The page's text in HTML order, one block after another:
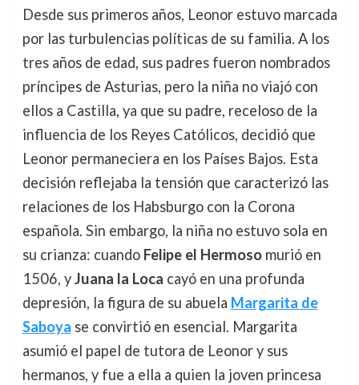
Desde sus primeros años, Leonor estuvo marcada
por las turbulencias políticas de su familia. A los
tres años de edad, sus padres fueron nombrados
príncipes de Asturias, pero la niña no viajó con
ellos a Castilla, ya que su padre, receloso de la
influencia de los Reyes Católicos, decidió que
Leonor permaneciera en los Países Bajos. Esta
decisión reflejaba la tensión que caracterizó las
relaciones de los Habsburgo con la Corona
española. Sin embargo, la niña no estuvo sola en
su crianza: cuando Felipe el Hermosomurió en
1506, yJuana la Loca cayó en una profunda
depresión, la figura de su abuela Margarita de
Saboya se convirtió en esencial. Margarita
asumió el papel de tutora de Leonor y sus
hermanos, y fue a ella a quien la joven princesa